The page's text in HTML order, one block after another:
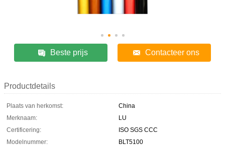
Beste prijs Contacteer ons
Productdetails
Plaats van herkomst:
China
Merknaam:
LU
Certificering:
ISO SGS CCC
Modelnummer:
BLT5100